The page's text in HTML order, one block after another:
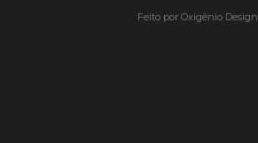
Feito por Oxigênio Design